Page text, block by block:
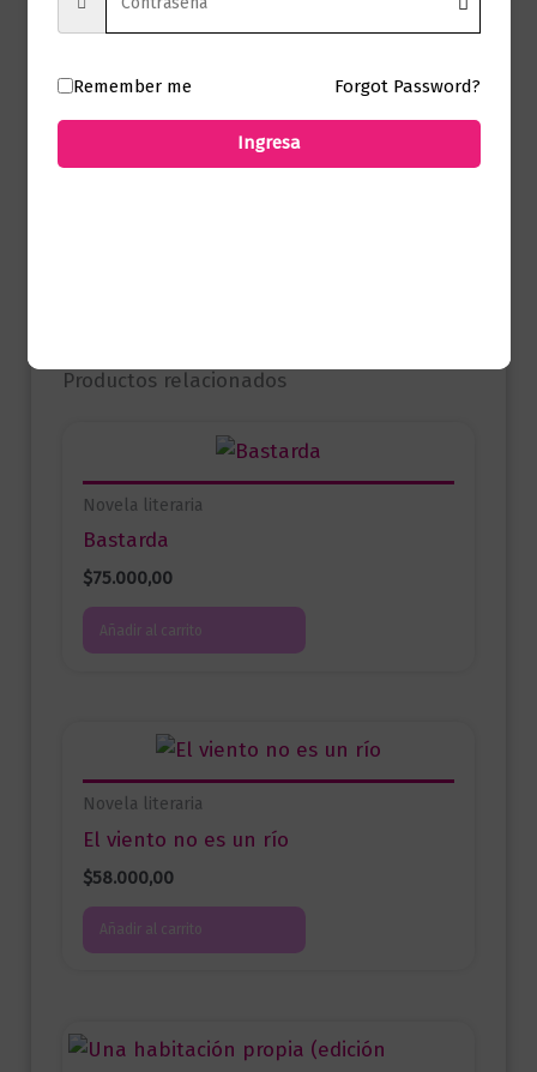
No hay valoraciones aún.
Solo los usuarios registrados que hayan
Productos relacionados
Novela literaria
Bastarda
$75.000,00
Añadir al carrito
Novela literaria
El viento no es un río
$58.000,00
Añadir al carrito
Remember me Forgot Password?
Ingresa